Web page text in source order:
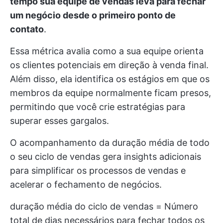
um negócio desde o primeiro ponto de
contato.
Essa métrica avalia como a sua equipe orienta
os clientes potenciais em direção à venda final.
Além disso, ela identifica os estágios em que os
membros da equipe normalmente ficam presos,
permitindo que você crie estratégias para
superar esses gargalos.
O acompanhamento da duração média de todo
o seu ciclo de vendas gera insights adicionais
para simplificar os processos de vendas e
acelerar o fechamento de negócios.
duração média do ciclo de vendas = Número
total de dias necessários para fechar todos os